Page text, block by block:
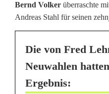
-
C
Bernd Volker überraschte
Andreas Stahl für seinen
Die von Fred
Neuwahlen
Ergebnis: